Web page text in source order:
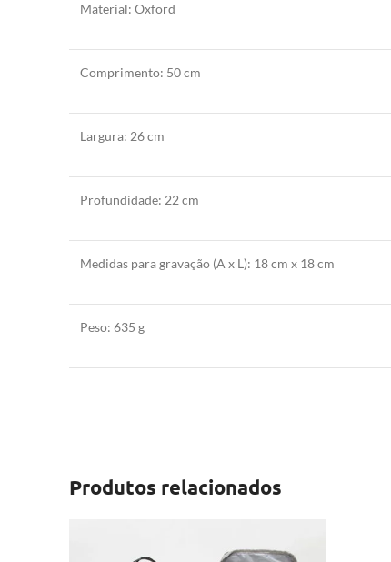
Material: Oxford
Comprimento: 50 cm
Largura: 26 cm
Profundidade: 22 cm
Medidas para gravação (A x L): 18 cm x 18 cm
Peso: 635 g
Produtos relacionados